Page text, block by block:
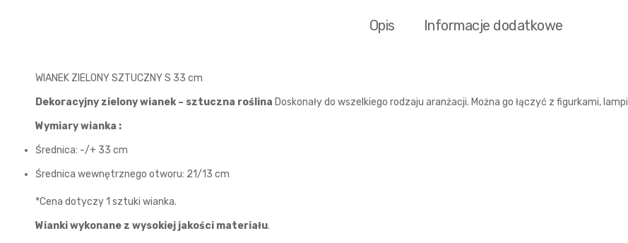
Opis Informacje dodatkowe
WIANEK ZIELONY SZTUCZNY S 33 cm
Dekoracyjny zielony wianek – sztuczna roślina Doskonały do wszelkiego rodzaju aranżacji. Można go łączyć z figurkami,
Wymiary wianka :
Średnica: -/+ 33 cm
Średnica wewnętrznego otworu: 21/13 cm
*Cena dotyczy 1 sztuki wianka.
Wianki wykonane z wysokiej jakości materiału.